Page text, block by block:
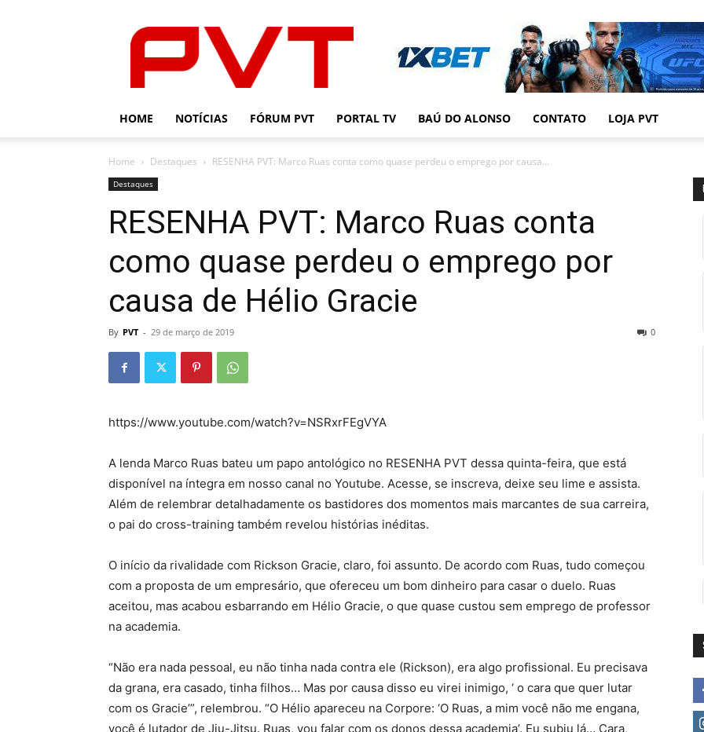
HOME NOTÍCIAS FÓRUM PVT PORTAL TV BAÚ DO ALONSO CONTATO LOJA PVT
Home Destaques RESENHA PVT: Marco Ruas conta como quase perdeu o emprego por causa...
Destaques
RESENHA PVT: Marco Ruas conta
como quase perdeu o emprego por
causa de Hélio Gracie
By PVT - 29 de março de 2019 0
https://www.youtube.com/watch?v=NSRxrFEgVYA
A lenda Marco Ruas bateu um papo antológico no RESENHA PVT dessa quinta-feira, que está
disponível na íntegra em nosso canal no Youtube. Acesse, se inscreva, deixe seu lime e assista.
Além de relembrar detalhadamente os bastidores dos momentos mais marcantes de sua carreira,
o pai do cross-training também revelou histórias inéditas.
O início da rivalidade com Rickson Gracie, claro, foi assunto. De acordo com Ruas, tudo começou
com a proposta de um empresário, que ofereceu um bom dinheiro para casar o duelo. Ruas
aceitou, mas acabou esbarrando em Hélio Gracie, o que quase custou sem emprego de professor
na academia.
“Não era nada pessoal, eu não tinha nada contra ele (Rickson), era algo profissional. Eu precisava
da grana, era casado, tinha filhos… Mas por causa disso eu virei inimigo, ‘ o cara que quer lutar
com os Gracie’”, relembrou. “O Hélio apareceu na Corpore: ‘O Ruas, a mim você não me engana,
você é lutador de Jiu-Jitsu. Ruas, vou falar com os donos dessa academia’. Eu subiu lá… Cara,